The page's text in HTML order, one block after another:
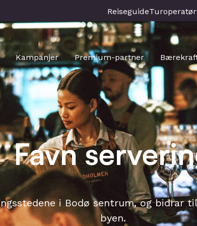
Reiseguide
Kampanjer Premium-partner
Favn
i Bodø sentrum, og
byen.